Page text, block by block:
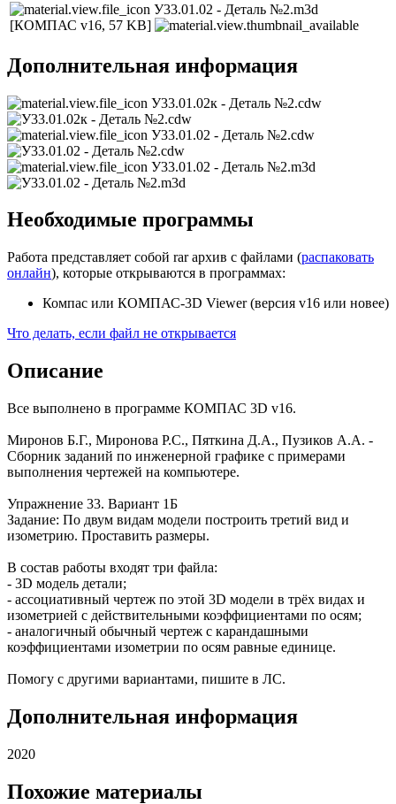
У33.01.02 - Деталь №2.m3d
[КОМПАС v16, 57 KB]
Дополнительная информация
У33.01.02к - Деталь №2.cdw
У33.01.02 - Деталь №2.cdw
У33.01.02 - Деталь №2.m3d
Необходимые программы
Работа представляет собой rar архив с файлами (распаковать
онлайн), которые открываются в программах:
Компас или КОМПАС-3D Viewer (версия v16 или новее)
Что делать, если файл не открывается
Описание
Все выполнено в программе КОМПАС 3D v16.
Миронов Б.Г., Миронова Р.С., Пяткина Д.А., Пузиков А.А. -
Сборник заданий по инженерной графике с примерами
выполнения чертежей на компьютере.
Упражнение 33. Вариант 1Б
Задание: По двум видам модели построить третий вид и
изометрию. Проставить размеры.
В состав работы входят три файла:
- 3D модель детали;
- ассоциативный чертеж по этой 3D модели в трёх видах и
изометрией с действительными коэффициентами по осям;
- аналогичный обычный чертеж с карандашными
коэффициентами изометрии по осям равные единице.
Помогу с другими вариантами, пишите в ЛС.
Дополнительная информация
2020
Похожие материалы